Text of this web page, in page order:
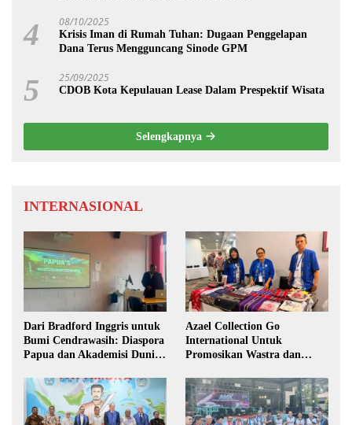
4 08/10/2025
Krisis Iman di Rumah Tuhan: Dugaan Penggelapan
Dana Terus Mengguncang Sinode GPM
5 25/09/2025
CDOB Kota Kepulauan Lease Dalam Prespektif Wisata
Selengkapnya
INTERNASIONAL
Dari Bradford Inggris untuk
Bumi Cendrawasih: Diaspora
Papua dan Akademisi Dunia
Indonesia Emas 2045
Azael Collection Go
International Untuk
Promosikan Wastra dan
Darwin Fusion ASEAN 2026